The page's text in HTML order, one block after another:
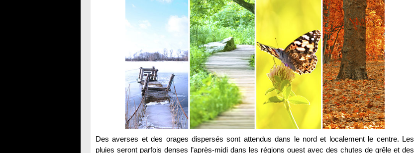
Des averses et des orages dispersés sont attendus dans le nord et localement le centre. Les
pluies seront parfois denses l’après-midi dans les régions ouest avec des chutes de grêle et des